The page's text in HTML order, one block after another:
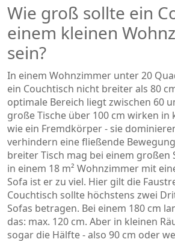
Wie groß sollte ein
einem kleinen
sein?
In einem Wohnzimmer unter 20
ein Couchtisch nicht breiter als 80
optimale Bereich liegt zwischen 60
große Tische über 100 cm wirken in
wie ein Fremdkörper - sie
verhindern eine fließende
breiter Tisch mag bei einem großen
in einem 18 m² Wohnzimmer mit
Sofa ist er zu viel. Hier gilt die
Couchtisch sollte höchstens zwei
Sofas betragen. Bei einem 180 cm
das: max. 120 cm. Aber in kleinen
sogar die Hälfte - also 90 cm oder